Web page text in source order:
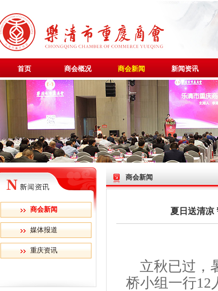
首页 商会概况 商会新闻 新闻资讯
商会新闻
媒体报道
重庆资讯
商会新闻
夏日送清凉
立秋已过，
桥小组一行12